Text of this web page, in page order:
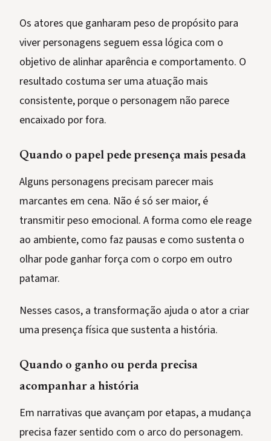
Os atores que ganharam peso de propósito para
viver personagens seguem essa lógica com o
objetivo de alinhar aparência e comportamento. O
resultado costuma ser uma atuação mais
consistente, porque o personagem não parece
encaixado por fora.
Quando o papel pede presença mais pesada
Alguns personagens precisam parecer mais
marcantes em cena. Não é só ser maior, é
transmitir peso emocional. A forma como ele reage
ao ambiente, como faz pausas e como sustenta o
olhar pode ganhar força com o corpo em outro
patamar.
Nesses casos, a transformação ajuda o ator a criar
uma presença física que sustenta a história.
Quando o ganho ou perda precisa
acompanhar a história
Em narrativas que avançam por etapas, a mudança
precisa fazer sentido com o arco do personagem.